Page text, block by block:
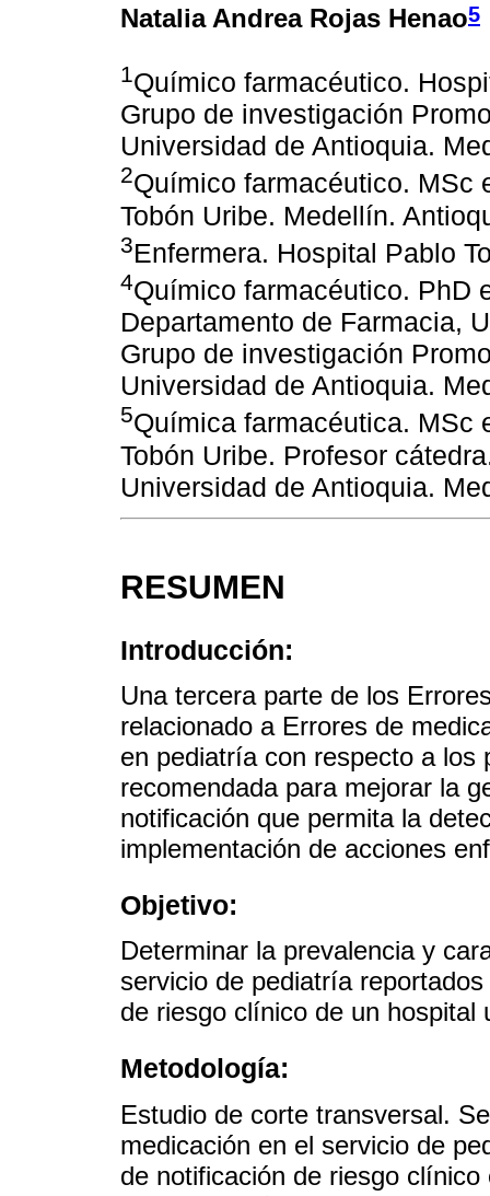
Natalia Andrea Rojas Henao5
1Químico farmacéutico.
Grupo de investigación
Universidad de Antioquia.
2Químico farmacéutico. MSc
Tobón Uribe. Medellín.
3Enfermera. Hospital Pablo
4Químico farmacéutico. PhD
Departamento de Farmacia,
Grupo de investigación
Universidad de Antioquia.
5Química farmacéutica. MSc
Tobón Uribe. Profesor
Universidad de Antioquia.
RESUMEN
Introducción:
Una tercera parte de los
relacionado a Errores de
en pediatría con respecto a los
recomendada para mejorar la
notificación que permita la
implementación de acciones
Objetivo:
Determinar la prevalencia y
servicio de pediatría
de riesgo clínico de un hospital
Metodología:
Estudio de corte transversal.
medicación en el servicio de
de notificación de riesgo